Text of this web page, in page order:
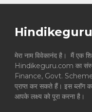
Hindikeguru
मेरा नाम विवेकानंद है। मैं एक
Hindikeguru.com का
Finance, Govt. Scheme,
प्राप्त कर सकते हैं। इस ब्लॉग
आपके लक्ष्य को पूरा करना है।